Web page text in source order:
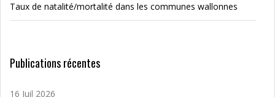
Taux de natalité/mortalité dans les communes wallonnes
Publications récentes
16 Juil 2026